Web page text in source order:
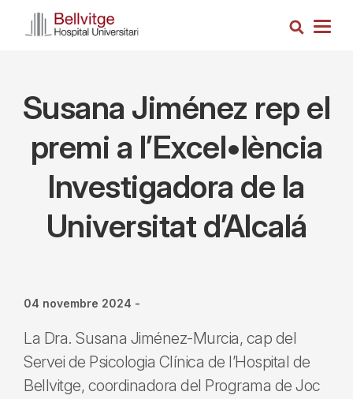
Cerca
Susana Jiménez rep el
premi a l’Excel•lència
Investigadora de la
Universitat d’Alcalá
04 novembre 2024 -
La Dra. Susana Jiménez-Murcia, cap del
Servei de Psicologia Clínica de l’Hospital de
Bellvitge, coordinadora del Programa de Joc